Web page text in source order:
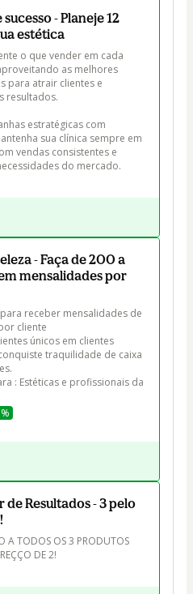
- Planeje 12
estética
o que vender em cada
as melhores
para atrair clientes e
resultados.
estratégicas com
sua clínica sempre em
vendas consistentes e
do mercado.
- Faça de 200 a
mensalidades por
receber mensalidades de
cliente
únicos em clientes
traquilidade de caixa
: Estéticas e profissionais da
Resultados - 3 pelo
A TODOS OS 3 PRODUTOS
DE 2!